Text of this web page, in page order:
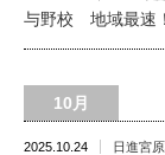
与野校 地域最速
10月
2025.10.24 日進宮